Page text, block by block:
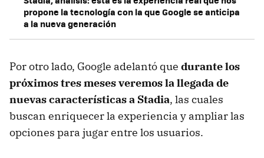
propone la tecnología con la que Google se anticipa
a la nueva generación
Por otro lado, Google adelantó que durante los
próximos tres meses veremos la llegada de
nuevas características a Stadia, las cuales
buscan enriquecer la experiencia y ampliar las
opciones para jugar entre los usuarios.